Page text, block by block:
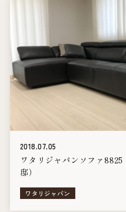
2018.07.05
ワタリジャパンソファ
邸）
ワタリジャパン